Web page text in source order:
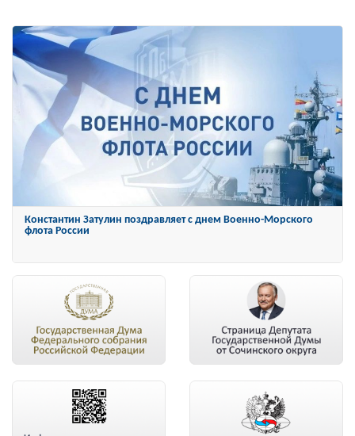
Константин Затулин награжден Орденом «За заслуги перед
Отечеством» IV степени